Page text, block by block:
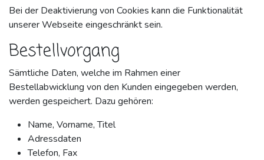
Bei der Deaktivierung von Cookies kann die Funktionalität
unserer Webseite eingeschränkt sein.
Bestellvorgang
Sämtliche Daten, welche im Rahmen einer
Bestellabwicklung von den Kunden eingegeben werden,
werden gespeichert. Dazu gehören:
Name, Vorname, Titel
Adressdaten
Telefon, Fax